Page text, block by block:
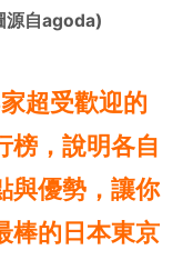
源自agoda)
超受歡迎的
榜，說明各自
與優勢，讓你
棒的日本東京